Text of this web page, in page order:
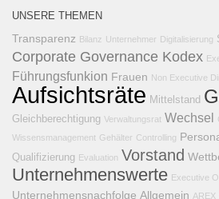
UNSERE THEMEN
Transparenz Bilanz Unternehmer Digitalisierung
Corporate Governance Kodex
Führungsfunkion Frauen Non Executive
Aufsichtsräte Mittelstand
Gleichberechtigung Verwaltungsrat Wechsel
Wissensmanagement Gehälter Controlling
Qualifizierung Evaluation Vorstand
Unternehmenswerte Executive
Unternehmensnachfolge Allgemein AREX